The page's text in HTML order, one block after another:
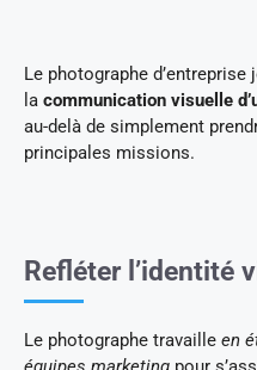
Le photographe
la communication visuelle
au-delà de simplement
principales missions.
Refléter l’identité
Le photographe travaille en